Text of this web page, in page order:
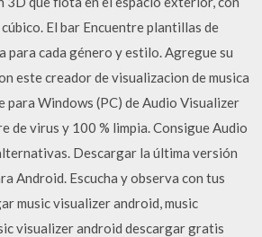
El bar Encuentre plantillas de
para cada género y estilo. Agregue su
este creador de visualizacion de musica
para Windows (PC) de Audio Visualizer
de virus y 100 % limpia. Consigue Audio
Descargar la última versión
Android. Escucha y observa con tus
music visualizer android, music
visualizer android descargar gratis